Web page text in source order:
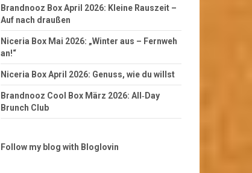
Brandnooz Box April 2026: Kleine Rauszeit –
Auf nach draußen
Niceria Box Mai 2026: „Winter aus – Fernweh
an!“
Niceria Box April 2026: Genuss, wie du willst
Brandnooz Cool Box März 2026: All‑Day
Brunch Club
Follow my blog with Bloglovin